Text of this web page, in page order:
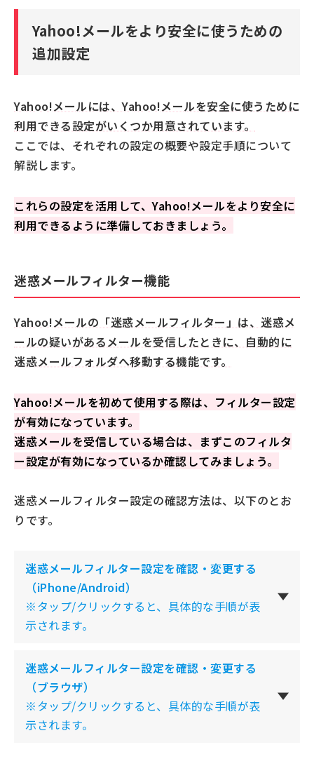
Yahoo!メールをより安全に使うための
追加設定
Yahoo!メールには、Yahoo!メールを安全に使うために
利用できる設定がいくつか用意されています。
ここでは、それぞれの設定の概要や設定手順について
解説します。
これらの設定を活用して、Yahoo!メールをより安全に
利用できるように準備しておきましょう。
迷惑メールフィルター機能
Yahoo!メールの「迷惑メールフィルター」は、迷惑メ
ールの疑いがあるメールを受信したときに、自動的に
迷惑メールフォルダへ移動する機能です。
Yahoo!メールを初めて使用する際は、フィルター設定
が有効になっています。
迷惑メールを受信している場合は、まずこのフィルタ
ー設定が有効になっているか確認してみましょう。
迷惑メールフィルター設定の確認方法は、以下のとお
りです。
迷惑メールフィルター設定を確認・変更する
（iPhone/Android）
※タップ/クリックすると、具体的な手順が表
示されます。
迷惑メールフィルター設定を確認・変更する
（ブラウザ）
※タップ/クリックすると、具体的な手順が表
示されます。